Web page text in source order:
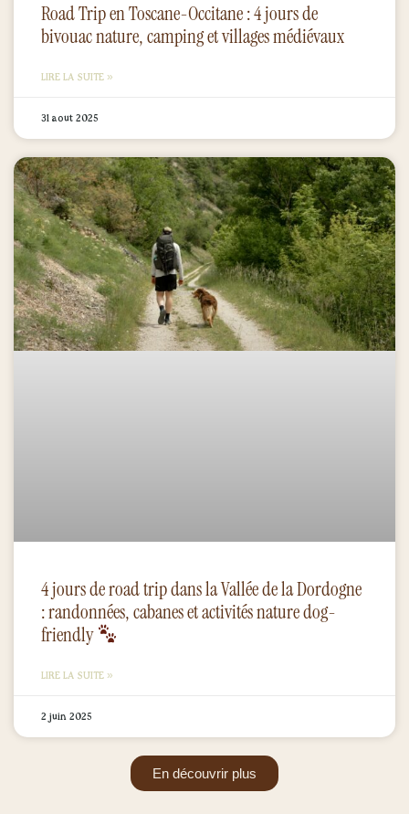
Road Trip en Toscane-Occitane : 4 jours de
bivouac nature, camping et villages médiévaux
LIRE LA SUITE »
31 août 2025
4 jours de road trip dans la Vallée de la Dordogne
: randonnées, cabanes et activités nature dog-
friendly
LIRE LA SUITE »
2 juin 2025
En découvrir plus